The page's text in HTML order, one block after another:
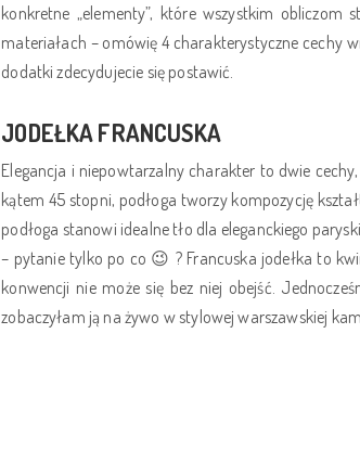
konkretne „elementy”, które wszystkim
materiałach – omówię 4 charakterystyczne cechy
dodatki zdecydujecie się postawić.
JODEŁKA FRANCUSKA
Elegancja i niepowtarzalny charakter to dwie
kątem 45 stopni, podłoga tworzy kompozycję
podłoga stanowi idealne tło dla eleganckiego
– pytanie tylko po co 😉 ? Francuska jodełka to
konwencji nie może się bez niej obejść.
zobaczyłam ją na żywo w stylowej warszawskiej